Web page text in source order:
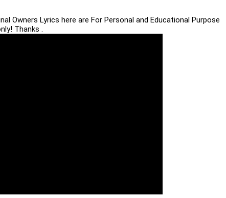
Owners Lyrics here are For Personal and Educational Purpose
Thanks .